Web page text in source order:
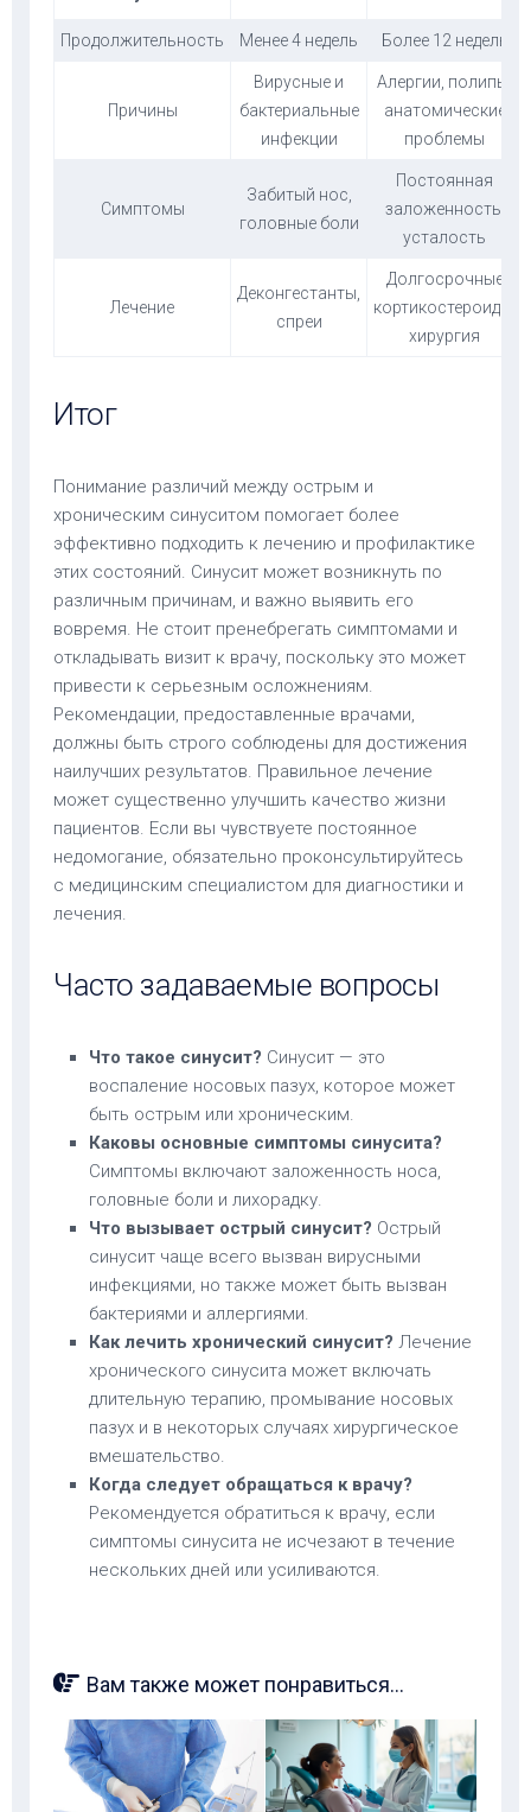
Продолжительность Менее 4 недель Более 12 недель
Причины
Вирусные и
бактериальные
инфекции
Алергии, полипы,
анатомические
проблемы
Симптомы
Забитый нос,
головные боли
Постоянная
заложенность,
усталость
Лечение
Деконгестанты,
спреи
Долгосрочные
кортикостероиды,
хирургия
Итог
Понимание различий между острым и
хроническим синуситом помогает более
эффективно подходить к лечению и профилактике
этих состояний. Синусит может возникнуть по
различным причинам, и важно выявить его
вовремя. Не стоит пренебрегать симптомами и
откладывать визит к врачу, поскольку это может
привести к серьезным осложнениям.
Рекомендации, предоставленные врачами,
должны быть строго соблюдены для достижения
наилучших результатов. Правильное лечение
может существенно улучшить качество жизни
пациентов. Если вы чувствуете постоянное
недомогание, обязательно проконсультируйтесь
с медицинским специалистом для диагностики и
лечения.
Часто задаваемые вопросы
Что такое синусит? Синусит — это
воспаление носовых пазух, которое может
быть острым или хроническим.
Каковы основные симптомы синусита?
Симптомы включают заложенность носа,
головные боли и лихорадку.
Что вызывает острый синусит? Острый
синусит чаще всего вызван вирусными
инфекциями, но также может быть вызван
бактериями и аллергиями.
Как лечить хронический синусит? Лечение
хронического синусита может включать
длительную терапию, промывание носовых
пазух и в некоторых случаях хирургическое
вмешательство.
Когда следует обращаться к врачу?
Рекомендуется обратиться к врачу, если
симптомы синусита не исчезают в течение
нескольких дней или усиливаются.
Вам также может понравиться...